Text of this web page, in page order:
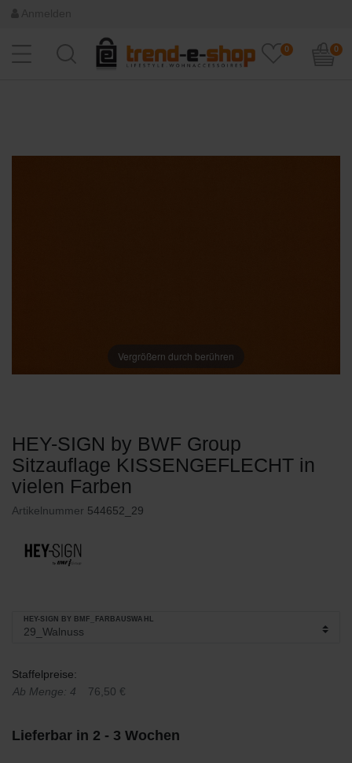
0 0
Vergrößern durch berühren
HEY-SIGN by BWF Group
Sitzauflage KISSENGEFLECHT in
vielen Farben
Artikelnummer 544652_29
HEY-SIGN BY BMF_FARBAUSWAHL
Staffelpreise:
Ab Menge: 4
76,50 €
Lieferbar in 2 - 3 Wochen